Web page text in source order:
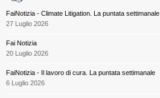
FaiNotizia - Climate Litigation. La puntata settimanale
27 Luglio 2026
Fai Notizia
20 Luglio 2026
FaiNotizia - Il lavoro di cura. La puntata settimanale
6 Luglio 2026